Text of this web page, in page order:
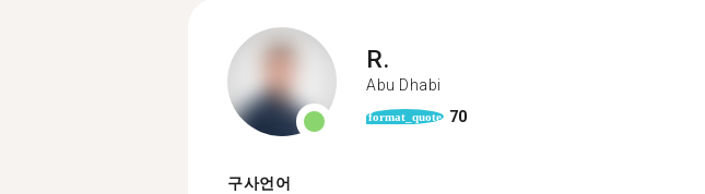
R.
Abu Dhabi
format_quote 70
구사언어